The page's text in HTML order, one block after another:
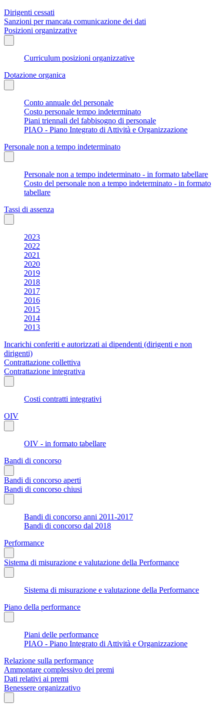
Dirigenti cessati
Sanzioni per mancata comunicazione dei dati
Posizioni organizzative
Curriculum posizioni organizzative
Dotazione organica
Conto annuale del personale
Costo personale tempo indeterminato
Piani triennali del fabbisogno di personale
PIAO - Piano Integrato di Attività e Organizzazione
Personale non a tempo indeterminato
Personale non a tempo indeterminato - in formato tabellare
Costo del personale non a tempo indeterminato - in formato
tabellare
Tassi di assenza
2023
2022
2021
2020
2019
2018
2017
2016
2015
2014
2013
Incarichi conferiti e autorizzati ai dipendenti (dirigenti e non
dirigenti)
Contrattazione collettiva
Contrattazione integrativa
Costi contratti integrativi
OIV
OIV - in formato tabellare
Bandi di concorso
Bandi di concorso aperti
Bandi di concorso chiusi
Bandi di concorso anni 2011-2017
Bandi di concorso dal 2018
Performance
Sistema di misurazione e valutazione della Performance
Sistema di misurazione e valutazione della Performance
Piano della performance
Piani delle performance
PIAO - Piano Integrato di Attività e Organizzazione
Relazione sulla performance
Ammontare complessivo dei premi
Dati relativi ai premi
Benessere organizzativo